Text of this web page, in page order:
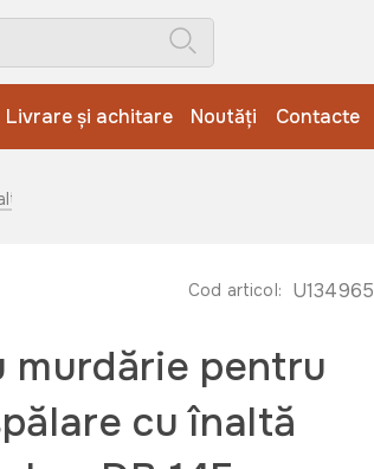
Livrare și achitare Noutăți Contacte
presiune Karcher DB 145
Cod articol: U134965
murdărie pentru
cu înaltă